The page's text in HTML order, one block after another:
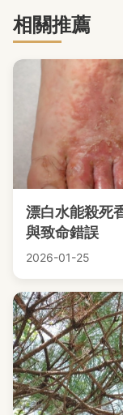
相關推薦
漂白水能殺死
與致命錯誤
2026-01-25